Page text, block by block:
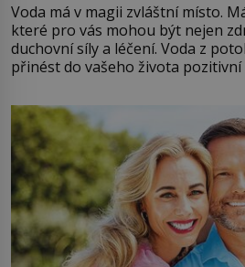
Voda má v magii zvláštní místo.
které pro vás mohou být nejen
duchovní síly a léčení. Voda z
přinést do vašeho života
můžete obohatit své rituály a
větší harmonii a klid. Je důležité